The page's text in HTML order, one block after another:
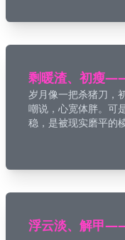
剩暖渣、初瘦
岁月像一把杀猪刀，
嘲说，心宽体胖。可
稳，是被现实磨平的棱
浮云淡、解甲